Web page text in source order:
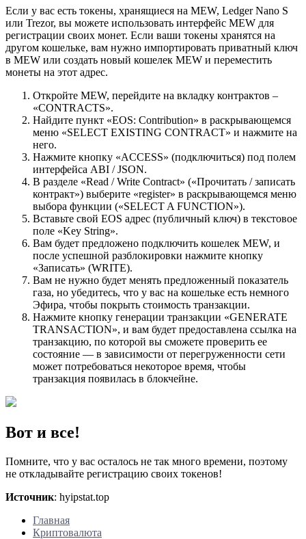
Если у вас есть токены, хранящиеся на MEW, Ledger Nano S
или Trezor, вы можете использовать интерфейс MEW для
регистрации своих монет. Если ваши токены хранятся на
другом кошельке, вам нужно импортировать приватный ключ
в MEW или создать новый кошелек MEW и переместить
монеты на этот адрес.
Откройте MEW, перейдите на вкладку контрактов –
«CONTRACTS».
Найдите пункт «EOS: Contribution» в раскрывающемся
меню «SELECT EXISTING CONTRACT» и нажмите на
него.
Нажмите кнопку «ACCESS» (подключиться) под полем
интерфейса ABI / JSON.
В разделе «Read / Write Contract» («Прочитать / записать
контракт») выберите «register» в раскрывающемся меню
выбора функции («SELECT A FUNCTION»).
Вставьте свой EOS адрес (публичный ключ) в текстовое
поле «Key String».
Вам будет предложено подключить кошелек MEW, и
после успешной разблокировки нажмите кнопку
«Записать» (WRITE).
Вам не нужно будет менять предложенный показатель
газа, но убедитесь, что у вас на кошельке есть немного
Эфира, чтобы покрыть стоимость транзакции.
Нажмите кнопку генерации транзакции «GENERATE
TRANSACTION», и вам будет предоставлена ссылка на
транзакцию, по которой вы сможете проверить ее
состояние — в зависимости от перегруженности сети
может потребоваться некоторое время, чтобы
транзакция появилась в блокчейне.
Вот и все!
Помните, что у вас осталось не так много времени, поэтому
не откладывайте регистрацию своих токенов!
Источник: hyipstat.top
Главная
Криптовалюта